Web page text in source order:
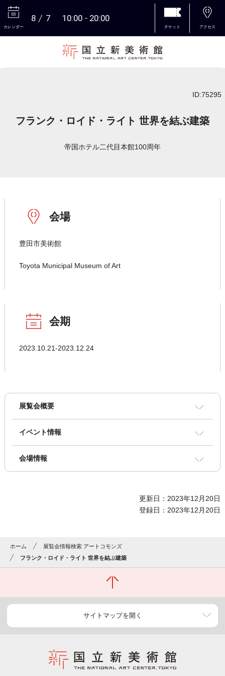
カレンダー
8 7 10:00 20:00
チケット アクセス
ID:75295
フランク・ロイド・ライト 世界を結ぶ建築
帝国ホテル二代目本館100周年
会場
豊田市美術館
Toyota Municipal Museum of Art
会期
2023.10.21-2023.12.24
展覧会概要
イベント情報
会場情報
更新日：2023年12月20日
登録日：2023年12月20日
ホーム
展覧会情報検索 アートコモンズ
フランク・ロイド・ライト 世界を結ぶ建築
サイトマップを開く